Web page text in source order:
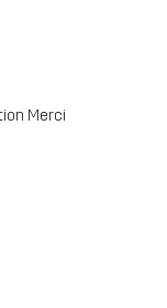
Merci